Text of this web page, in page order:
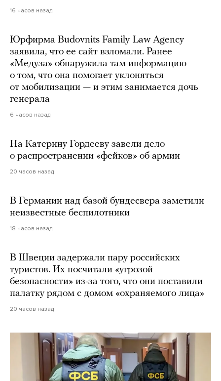
16 часов назад
Юрфирма Budovnits Family Law Agency
заявила, что ее сайт взломали. Ранее
«Медуза» обнаружила там информацию
о том, что она помогает уклоняться
от мобилизации — и этим занимается дочь
генерала
6 часов назад
На Катерину Гордееву завели дело
о распространении «фейков» об армии
20 часов назад
В Германии над базой бундесвера заметили
неизвестные беспилотники
18 часов назад
В Швеции задержали пару российских
туристов. Их посчитали «угрозой
безопасности» из-за того, что они поставили
палатку рядом с домом «охраняемого лица»
20 часов назад